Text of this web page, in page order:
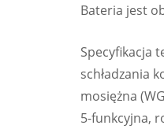
Bateria jest
Specyfikacja
schładzania
mosiężna
5-funkcyjna,